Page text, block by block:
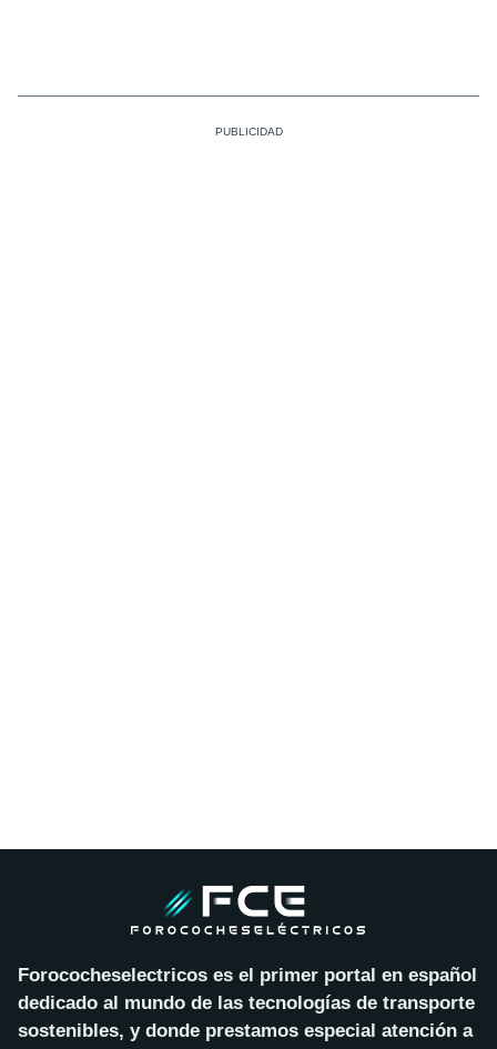
Forococheselectricos es el primer portal en español
dedicado al mundo de las tecnologías de transporte
sostenibles, y donde prestamos especial atención a